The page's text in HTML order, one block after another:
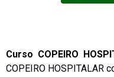
Curso COPEIRO
COPEIRO HOSPITALAR